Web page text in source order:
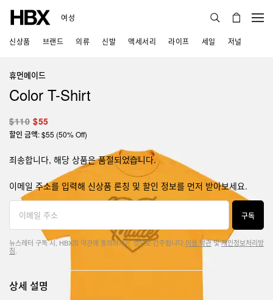
여성
신상품 브랜드 의류 신발 액세서리 라이프 세일 저널
휴먼메이드
Color T-Shirt
$110 $55
할인 금액: $55 (50% Off)
죄송합니다, 해당 상품은 품절되었습니다.
이메일 주소를 입력해 신상품 론칭 및 할인 정보를 먼저 받아보세요.
구독
뉴스레터 구독 시, HBX의 약관에 동의하시는 것으로 간주됩니다. 이용 약관및개인정보처리방
침
상세 설명